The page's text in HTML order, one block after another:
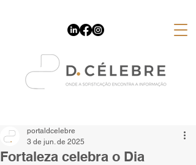
Fortaleza celebra o Dia
portaldcelebre
3 de jun. de 2025